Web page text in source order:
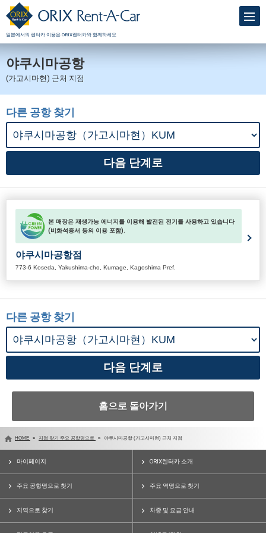
일본에서의 렌터카 이용은 ORIX렌터카와 함께하세요
야쿠시마공항
(가고시마현) 근처 지점
다른 공항 찾기
본 매장은 재생가능 에너지를 이용해 발전된 전기를 사용하고 있습니다
(비화석증서 등의 이용 포함).
야쿠시마공항점
773-6 Koseda, Yakushima-cho, Kumage, Kagoshima Pref.
다른 공항 찾기
홈으로 돌아가기
HOME 지점 찾기 주요 공항명으로 야쿠시마공항 (가고시마현) 근처 지점
마이페이지 ORIX렌터카 소개
주요 공항명으로 찾기 주요 역명으로 찾기
지역으로 찾기 차종 및 요금 안내